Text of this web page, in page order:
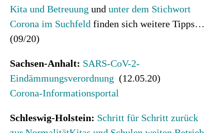
Kita und Betreuung und unter dem Stichwort
Corona im Suchfeld finden sich weitere Tipps…
(09/20)
Sachsen-Anhalt: SARS-CoV-2-
Eindämmungsverordnung (12.05.20)
Corona-Informationsportal
Schleswig-Holstein: Schritt für Schritt zurück